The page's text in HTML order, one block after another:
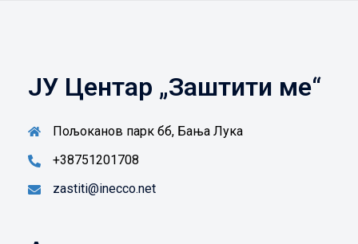
ЈУ Центар „Заштити ме“
Пољоканов парк бб, Бања Лука
+38751201708
zastiti@inecco.net